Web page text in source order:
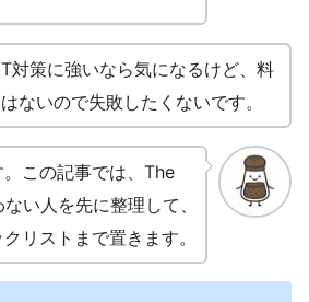
対策に強いなら気になるけど、料
ないので失敗したくないです。
この記事では、The
い人を先に整理して、
リストまで置きます。